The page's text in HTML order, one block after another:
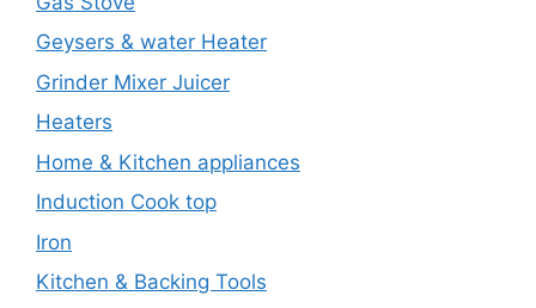
Geysers & water Heater
Grinder Mixer Juicer
Heaters
Home & Kitchen appliances
Induction Cook top
Iron
Kitchen & Backing Tools